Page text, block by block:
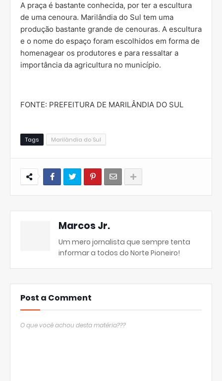
A praça é bastante conhecida, por ter a escultura
de uma cenoura. Marilândia do Sul tem uma
produção bastante grande de cenouras. A escultura
e o nome do espaço foram escolhidos em forma de
homenagear os produtores e para ressaltar a
importância da agricultura no município.
FONTE: PREFEITURA DE MARILÂNDIA DO SUL
Tags Marilândia do Sul
Marcos Jr.
Um mero jornalista que sempre tenta
informar a todos do Norte Pioneiro!
Post a Comment
O que você achou desta matéria???